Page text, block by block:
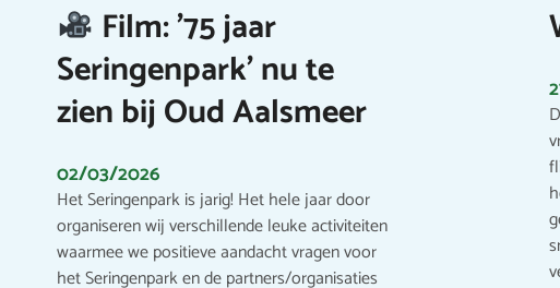
Film: ’75 jaar
Seringenpark’ nu te
zien bij Oud Aalsmeer
02/03/2026
Het Seringenpark is jarig! Het hele jaar door
organiseren wij verschillende leuke activiteiten
waarmee we positieve aandacht vragen voor
het Seringenpark en de partners/organisaties